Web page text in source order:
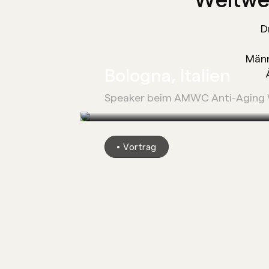
Anerkennung als
Vortrag
Speaker beim AMWC Anti-Aging